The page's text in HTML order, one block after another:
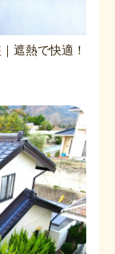
遮熱で快適！